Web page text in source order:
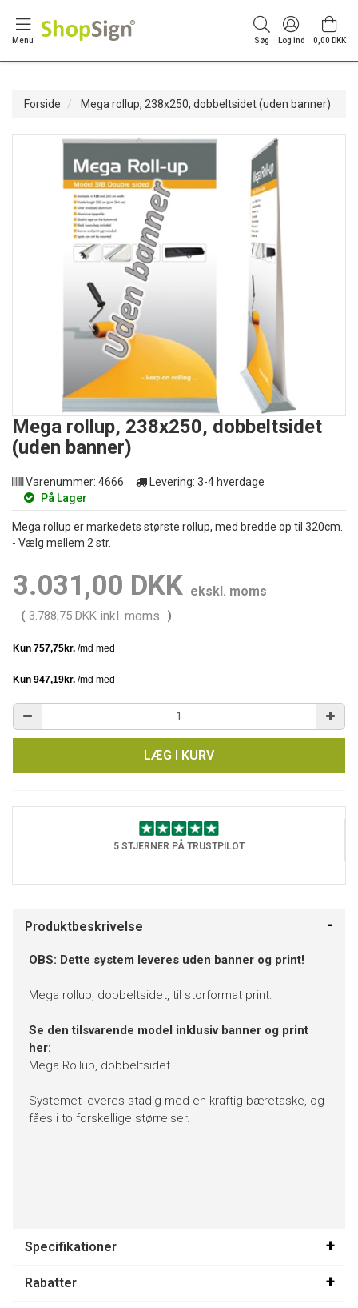
Menu Søg Log ind 0,00 DKK
Forside Mega rollup, 238x250, dobbeltsidet (uden banner)
Mega rollup, 238x250, dobbeltsidet
(uden banner)
Varenummer: 4666 Levering: 3-4 hverdage
På Lager
Mega rollup er markedets største rollup, med bredde op til 320cm.
- Vælg mellem 2 str.
3.031,00 DKK ekskl. moms
( 3.788,75 DKK inkl. moms )
LÆG I KURV
5 STJERNER PÅ TRUSTPILOT
Produktbeskrivelse
OBS: Dette system leveres uden banner og print!
Mega rollup, dobbeltsidet, til storformat print.
Se den tilsvarende model inklusiv banner og print
her:
Mega Rollup, dobbeltsidet
Systemet leveres stadig med en kraftig bæretaske, og
fåes i to forskellige størrelser.
Specifikationer
Rabatter